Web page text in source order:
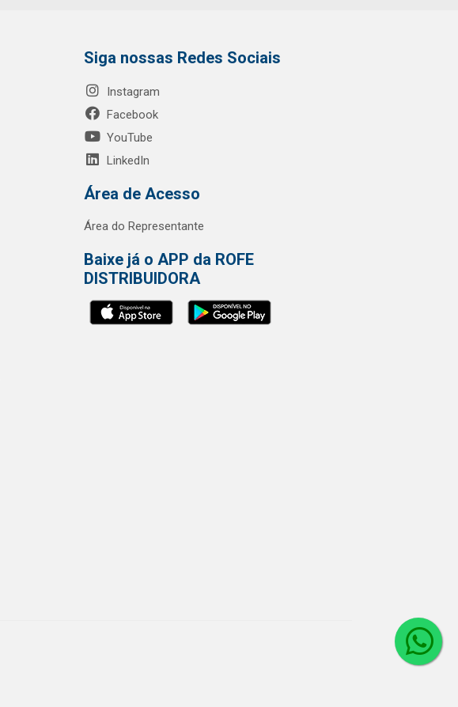
Siga nossas Redes Sociais
Instagram
Facebook
YouTube
LinkedIn
Área de Acesso
Área do Representante
Baixe já o APP da ROFE
DISTRIBUIDORA